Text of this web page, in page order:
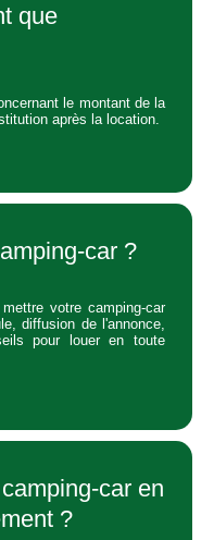
que
le montant de la
après la location.
car ?
votre camping-car
diffusion de l'annonce,
pour louer en toute
car en
?